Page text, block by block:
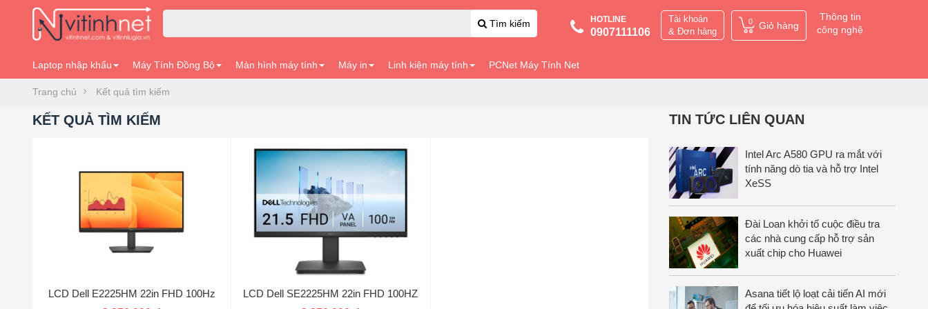
Tìm kiếm HOTLINE
0907111106
Tài khoản
& Đơn hàng
0 Giỏ hàng
Thông tin
công nghệ
Laptop nhập khẩu Máy Tính Đồng Bộ Màn hình máy tính Máy in Linh kiện máy tính PCNet Máy Tính Net
Trang chủ Kết quả tìm kiếm
KẾT QUẢ TÌM KIẾM
LCD Dell E2225HM 22in FHD 100Hz
LCD Dell SE2225HM 22in FHD 100HZ
TIN TỨC LIÊN QUAN
Intel Arc A580 GPU ra mắt với
tính năng dò tia và hỗ trợ Intel
XeSS
Đài Loan khởi tố cuộc điều tra
các nhà cung cấp hỗ trợ sản
xuất chip cho Huawei
Asana tiết lộ loạt cải tiến AI mới